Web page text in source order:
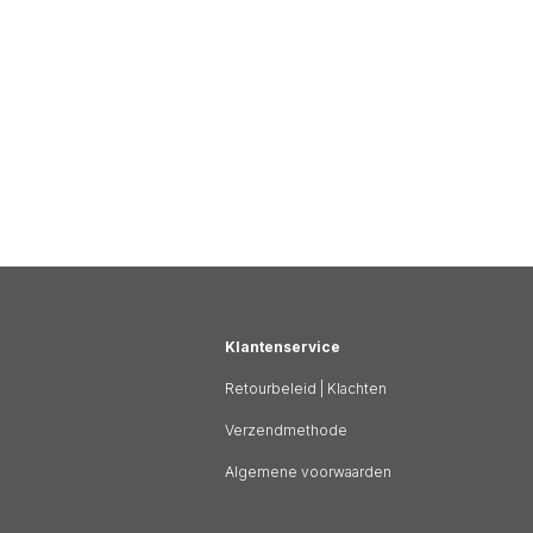
Klantenservice
Retourbeleid Klachten
Verzendmethode
Algemene voorwaarden